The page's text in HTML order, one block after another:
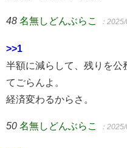
48 名無しどんぶらこ ：
>>1
半額に減らして、残りを公
てごらんよ。
経済変わるからさ。
50 名無しどんぶらこ ：